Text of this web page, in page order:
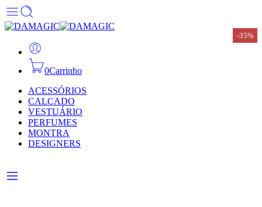
0Carrinho
ACESSÓRIOS
CALÇADO
VESTUÁRIO
PERFUMES
MONTRA
DESIGNERS
-35%
-35%
-35%
-35%
-35%
-35%
-35%